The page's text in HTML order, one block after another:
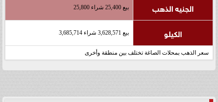
الجنيه الذهب بيع 25,400 شراء 25,800
الكيلو بيع 3,628,571 شراء 3,685,714
سعر الذهب بمحلات الصاغة تختلف بين منطقة وأخرى